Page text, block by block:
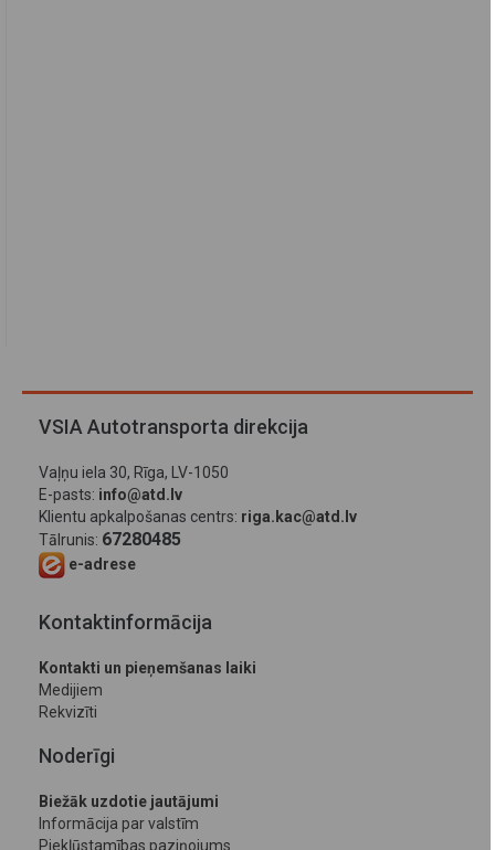
VSIA Autotransporta direkcija
Vaļņu iela 30, Rīga, LV-1050
E-pasts: info@atd.lv
Klientu apkalpošanas centrs: riga.kac@atd.lv
Tālrunis: 67280485
e-adrese
Kontaktinformācija
Kontakti un pieņemšanas laiki
Medijiem
Rekvizīti
Noderīgi
Biežāk uzdotie jautājumi
Informācija par valstīm
Piekļūstamības paziņojums